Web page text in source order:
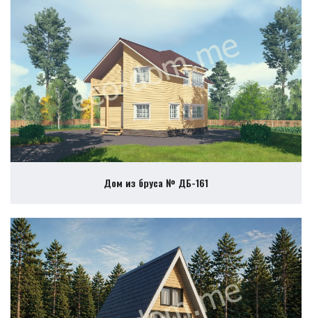
Дом из бруса № ДБ-161